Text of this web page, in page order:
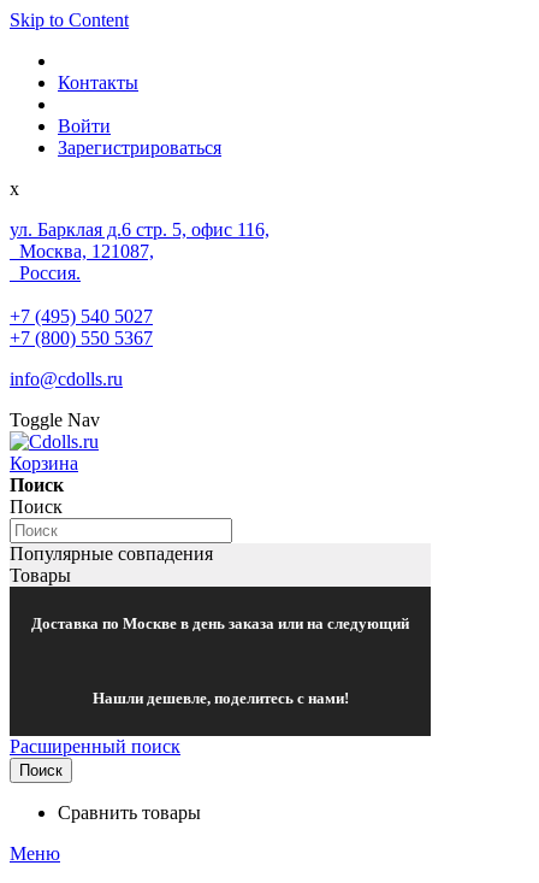
Skip to Content
Контакты
Войти
Зарегистрироваться
x
ул. Барклая д.6 стр. 5, офис 116,
Москва, 121087,
Россия.
+7 (495) 540 5027
+7 (800) 550 5367
info@cdolls.ru
Toggle Nav
Корзина
Поиск
Поиск
Популярные совпадения
Товары
Доставка по Москве в день заказа или на следующий
Нашли дешевле, поделитесь с нами!
Расширенный поиск
Поиск
Сравнить товары
Меню